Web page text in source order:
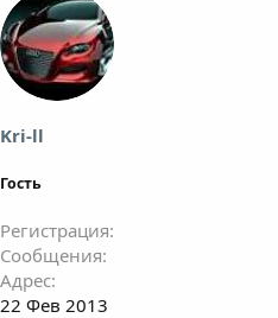
Kri-ll
Гость
Регистрация
Сообщения
Адрес
22 Фев 2013